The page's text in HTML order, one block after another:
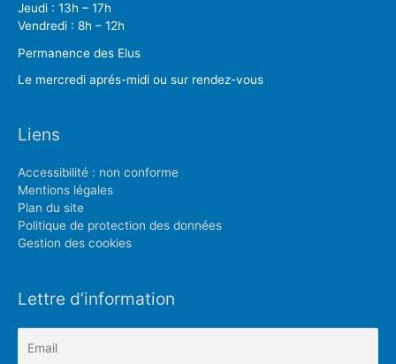
Jeudi : 13h – 17h
Vendredi : 8h – 12h
Permanence des Elus
Le mercredi aprés-midi ou sur rendez-vous
Liens
Accessibilité : non conforme
Mentions légales
Plan du site
Politique de protection des données
Gestion des cookies
Lettre d’information